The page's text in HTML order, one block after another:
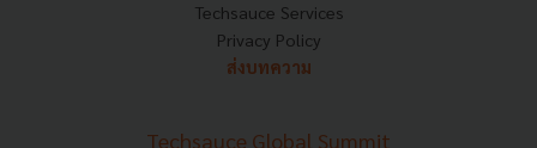
Techsauce Services
Privacy Policy
ส่งบทความ
Techsauce Global Summit